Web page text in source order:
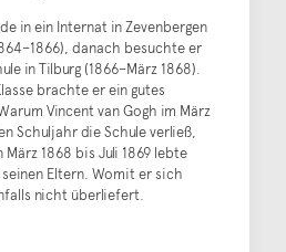
in ein Internat in Zevenbergen
danach besuchte er
in Tilburg (1866–März 1868).
brachte er ein gutes
Vincent van Gogh im März
Schuljahr die Schule verließ,
1868 bis Juli 1869 lebte
Eltern. Womit er sich
nicht überliefert.